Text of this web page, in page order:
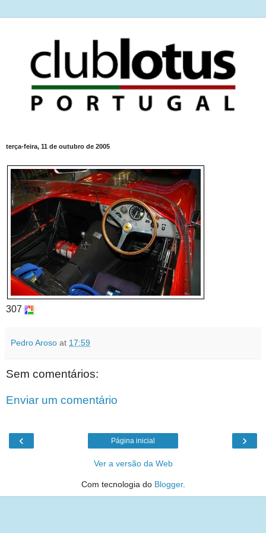
terça-feira, 11 de outubro de 2005
307
Pedro Aroso at 17:59
Sem comentários:
Enviar um comentário
‹ ›
Página inicial
Ver a versão da Web
Com tecnologia do Blogger.